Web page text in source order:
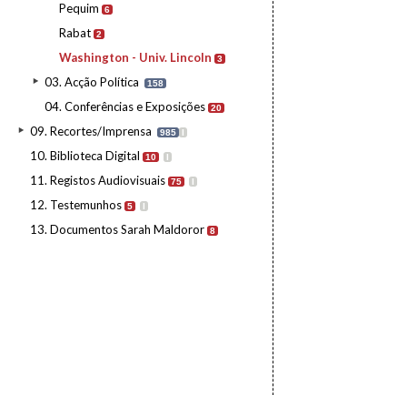
Pequim 6
Rabat 2
Washington - Univ. Lincoln 3
03. Acção Política 158
04. Conferências e Exposições 20
09. Recortes/Imprensa 985 I
10. Biblioteca Digital 10 I
11. Registos Audiovisuais 75 I
12. Testemunhos 5 I
13. Documentos Sarah Maldoror 8